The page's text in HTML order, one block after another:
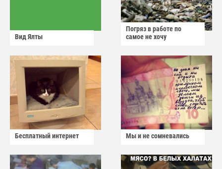
Вид Ялты
Погряз в работе по
самое не хочу
Бесплатный интернет Мы и не сомневались